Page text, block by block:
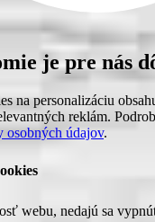
je pre nás
na personalizáciu
reklám.
osobných údajov.
webu, nedajú sa